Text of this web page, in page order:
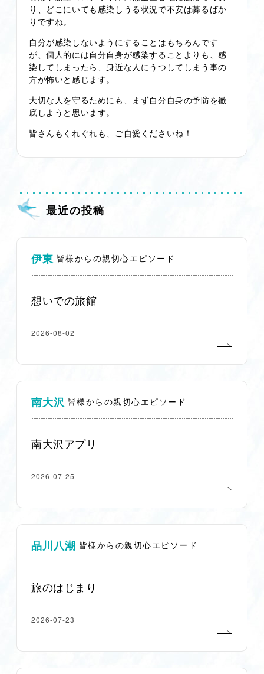
り、どこにいても感染しうる状況で不安は募るばか
りですね。
自分が感染しないようにすることはもちろんです
が、個人的には自分自身が感染することよりも、感
染してしまったら、身近な人にうつしてしまう事の
方が怖いと感じます。
大切な人を守るためにも、まず自分自身の予防を徹
底しようと思います。
皆さんもくれぐれも、ご自愛くださいね！
最近の投稿
伊東 皆様からの親切心エピソード
想いでの旅館
2026-08-02
南大沢 皆様からの親切心エピソード
南大沢アプリ
2026-07-25
品川八潮 皆様からの親切心エピソード
旅のはじまり
2026-07-23